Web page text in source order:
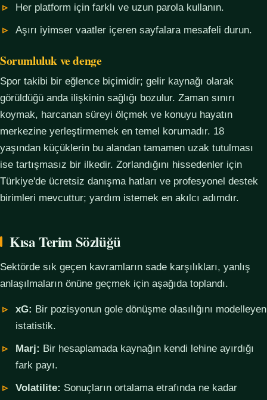
Her platform için farklı ve uzun parola kullanın.
Aşırı iyimser vaatler içeren sayfalara mesafeli durun.
Sorumluluk ve denge
Spor takibi bir eğlence biçimidir; gelir kaynağı olarak
görüldüğü anda ilişkinin sağlığı bozulur. Zaman sınırı
koymak, harcanan süreyi ölçmek ve konuyu hayatın
merkezine yerleştirmemek en temel korumadır. 18
yaşından küçüklerin bu alandan tamamen uzak tutulması
ise tartışmasız bir ilkedir. Zorlandığını hissedenler için
Türkiye'de ücretsiz danışma hatları ve profesyonel destek
birimleri mevcuttur; yardım istemek en akılcı adımdır.
Kısa Terim Sözlüğü
Sektörde sık geçen kavramların sade karşılıkları, yanlış
anlaşılmaların önüne geçmek için aşağıda toplandı.
xG: Bir pozisyonun gole dönüşme olasılığını modelleyen
istatistik.
Marj: Bir hesaplamada kaynağın kendi lehine ayırdığı
fark payı.
Volatilite: Sonuçların ortalama etrafında ne kadar